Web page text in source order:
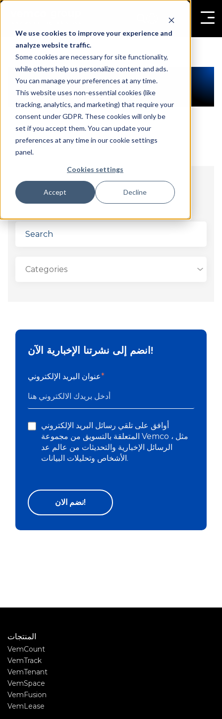
We use cookies to improve your experience and
analyze website traffic.
Some cookies are necessary for site functionality,
while others help us personalize content and ads.
You can manage your preferences at any time.
This website uses non-essential cookies (like
tracking, analytics, and marketing) that require your
consent under GDPR. These cookies will only be
set if you accept them. You can update your
preferences at any time in our cookie settings
panel.
Cookies settings
Accept Decline
انضم إلى نشرتنا الإخبارية الآن!
عنوان البريد الإلكتروني*
أوافق على تلقي رسائل البريد الإلكتروني
المتعلقة بالتسويق من مجموعة Vemco ، مثل
الرسائل الإخبارية والتحديثات من عالم عد
الأشخاص وتحليلات البيانات.
المنتجات
VemCount
VemTrack
VemTenant
VemSpace
VemFusion
VemLease